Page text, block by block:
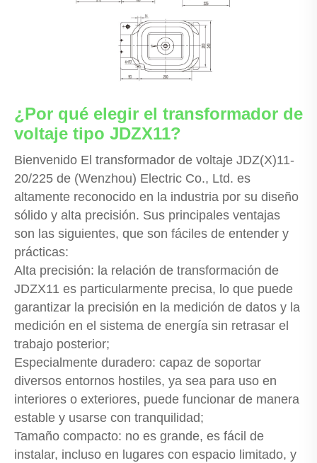
¿Por qué elegir el transformador de
voltaje tipo JDZX11?
Bienvenido El transformador de voltaje JDZ(X)11-
20/225 de (Wenzhou) Electric Co., Ltd. es
altamente reconocido en la industria por su diseño
sólido y alta precisión. Sus principales ventajas
son las siguientes, que son fáciles de entender y
prácticas:
Alta precisión: la relación de transformación de
JDZX11 es particularmente precisa, lo que puede
garantizar la precisión en la medición de datos y la
medición en el sistema de energía sin retrasar el
trabajo posterior;
Especialmente duradero: capaz de soportar
diversos entornos hostiles, ya sea para uso en
interiores o exteriores, puede funcionar de manera
estable y usarse con tranquilidad;
Tamaño compacto: no es grande, es fácil de
instalar, incluso en lugares con espacio limitado, y